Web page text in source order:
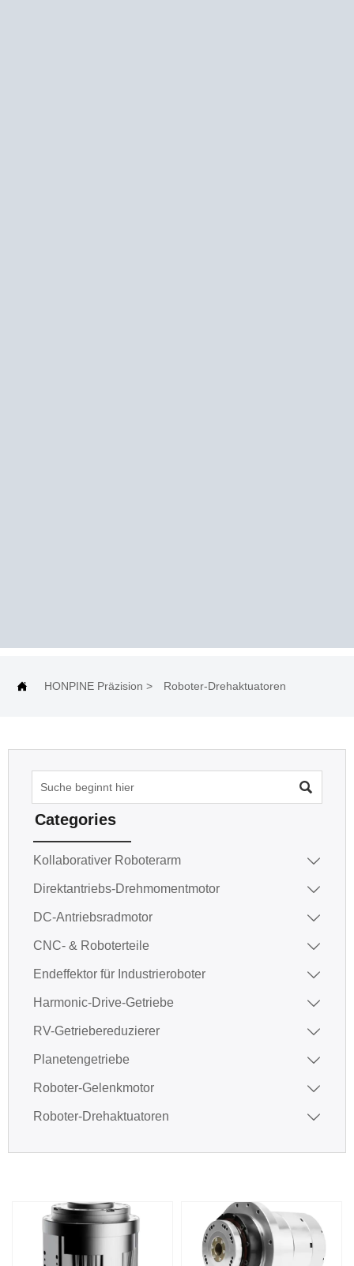
 HONPINE Präzision > Roboter-Drehaktuatoren

Categories
Kollaborativer Roboterarm 
Direktantriebs-Drehmomentmotor 
DC-Antriebsradmotor 
CNC- & Roboterteile 
Endeffektor für Industrieroboter 
Harmonic-Drive-Getriebe 
RV-Getriebereduzierer 
Planetengetriebe 
Roboter-Gelenkmotor 
Roboter-Drehaktuatoren 